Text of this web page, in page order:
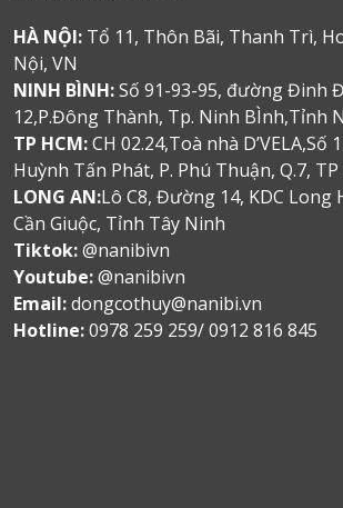
HÀ NỘI: Tổ 11, Thôn Bãi, Thanh Trì,
Nội, VN
NINH BÌNH:Số 91-93-95, đường Đinh
12,P.Đông Thành, Tp. Ninh BÌnh,Tỉnh
TP HCM:CH 02.24,Toà nhà D’VELA,Số
Huỳnh Tấn Phát, P. Phú Thuận, Q.7,
LONG AN:Lô C8, Đường 14, KDC Long
Cần Giuộc, Tỉnh Tây Ninh
Tiktok:@nanibivn
Youtube:@nanibivn
Email:dongcothuy@nanibi.vn
Hotline:0978 259 259/ 0912 816 845